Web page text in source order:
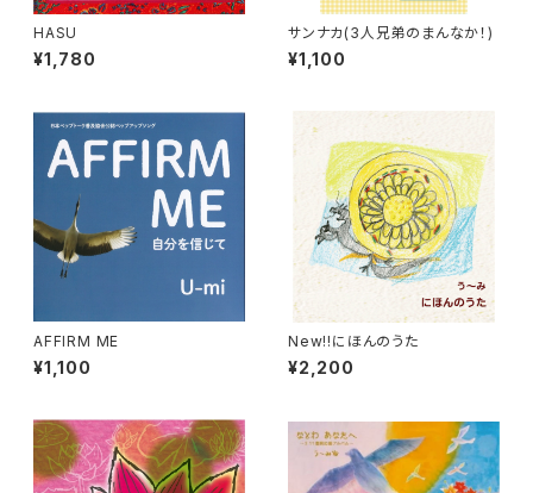
HASU
¥1,780
サンナカ(3人兄弟のまんなか！)
¥1,100
AFFIRM ME
¥1,100
New!!にほんのうた
¥2,200